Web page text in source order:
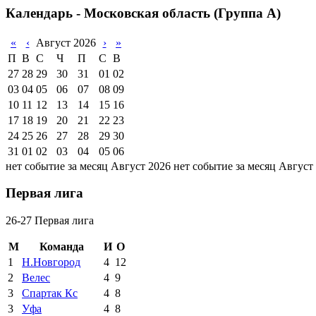
Календарь - Московская область (Группа А)
« ‹ Август 2026 ›
»
П В С Ч П С В
27 28 29 30 31 01 02
03 04 05 06 07 08 09
10 11 12 13 14 15 16
17 18 19 20 21 22 23
24 25 26 27 28 29 30
31 01 02 03 04 05 06
нет событие за месяц Август 2026 нет событие за месяц Август
Первая лига
26-27 Первая лига
М Команда И О
1
Н.Новгород 4 12
2
Велес 4 9
3
Спартак Кс 4 8
3
Уфа 4 8